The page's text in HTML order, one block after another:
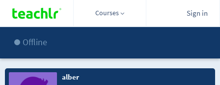
Courses Sign in
Offline
alber